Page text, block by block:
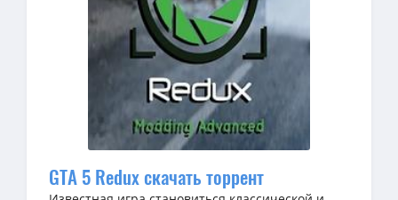
GTA 5 Redux скачать торрент